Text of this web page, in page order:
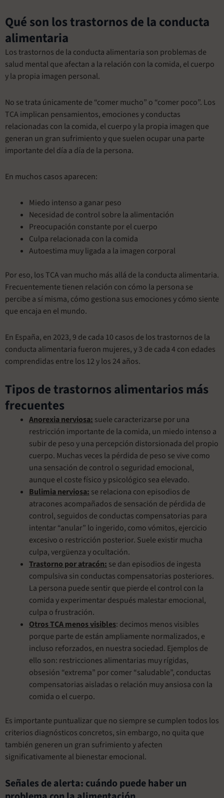
Qué son los trastornos de la conducta
alimentaria
Los trastornos de la conducta alimentaria son problemas de
salud mental que afectan a la relación con la comida, el cuerpo
y la propia imagen personal.
No se trata únicamente de “comer mucho” o “comer poco”. Los
TCA implican pensamientos, emociones y conductas
relacionadas con la comida, el cuerpo y la propia imagen que
generan un gran sufrimiento y que suelen ocupar una parte
importante del día a día de la persona.
En muchos casos aparecen:
Miedo intenso a ganar peso
Necesidad de control sobre la alimentación
Preocupación constante por el cuerpo
Culpa relacionada con la comida
Autoestima muy ligada a la imagen corporal
Por eso, los TCA van mucho más allá de la conducta alimentaria.
Frecuentemente tienen relación con cómo la persona se
percibe a sí misma, cómo gestiona sus emociones y cómo siente
que encaja en el mundo.
En España, en 2023, 9 de cada 10 casos de los trastornos de la
conducta alimentaria fueron mujeres, y 3 de cada 4 con edades
comprendidas entre los 12 y los 24 años.
Tipos de trastornos alimentarios más
frecuentes
Anorexia nerviosa: suele caracterizarse por una
restricción importante de la comida, un miedo intenso a
subir de peso y una percepción distorsionada del propio
cuerpo. Muchas veces la pérdida de peso se vive como
una sensación de control o seguridad emocional,
aunque el coste físico y psicológico sea elevado.
Bulimia nerviosa: se relaciona con episodios de
atracones acompañados de sensación de pérdida de
control, seguidos de conductas compensatorias para
intentar “anular” lo ingerido, como vómitos, ejercicio
excesivo o restricción posterior. Suele existir mucha
culpa, vergüenza y ocultación.
Trastorno por atracón: se dan episodios de ingesta
compulsiva sin conductas compensatorias posteriores.
La persona puede sentir que pierde el control con la
comida y experimentar después malestar emocional,
culpa o frustración.
Otros TCA menos visibles: decimos menos visibles
porque parte de están ampliamente normalizados, e
incluso reforzados, en nuestra sociedad. Ejemplos de
ello son: restricciones alimentarias muy rígidas,
obsesión “extrema” por comer “saludable”, conductas
compensatorias aisladas o relación muy ansiosa con la
comida o el cuerpo.
Es importante puntualizar que no siempre se cumplen todos los
criterios diagnósticos concretos, sin embargo, no quita que
también generen un gran sufrimiento y afecten
significativamente al bienestar emocional.
Señales de alerta: cuándo puede haber un